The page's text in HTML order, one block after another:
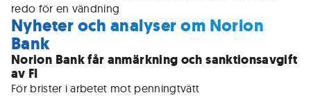
redo för en vändning
Nyheter och analyser om Norion
Bank
Norion Bank får anmärkning och sanktionsavgift
av FI
För brister i arbetet mot penningtvätt